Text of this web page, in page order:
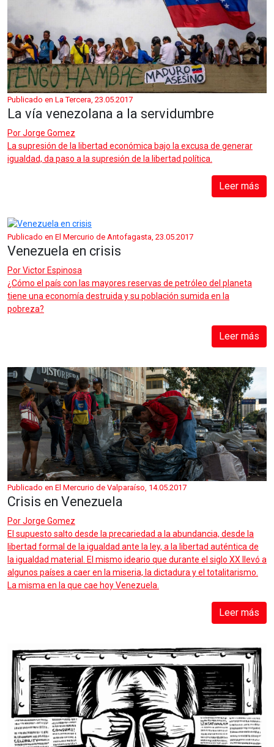
Publicado en La Tercera, 23.05.2017
La vía venezolana a la servidumbre
PorJorge Gomez
La supresión de la libertad económica bajo la excusa de generar
igualdad, da paso a la supresión de la libertad política.
Leer más
Publicado en El Mercurio de Antofagasta, 23.05.2017
Venezuela en crisis
PorVictor Espinosa
¿Cómo el país con las mayores reservas de petróleo del planeta
tiene una economía destruida y su población sumida en la
pobreza?
Leer más
Publicado en El Mercurio de Valparaíso, 14.05.2017
Crisis en Venezuela
PorJorge Gomez
El supuesto salto desde la precariedad a la abundancia, desde la
libertad formal de la igualdad ante la ley, a la libertad auténtica de
la igualdad material. El mismo ideario que durante el siglo XX llevó a
algunos países a caer en la miseria, la dictadura y el totalitarismo.
La misma en la que cae hoy Venezuela.
Leer más